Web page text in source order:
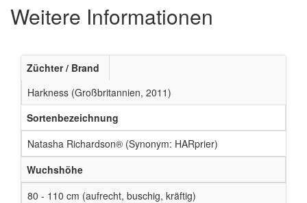
Weitere Informationen
Züchter / Brand
Harkness (Großbritannien, 2011)
Sortenbezeichnung
Natasha Richardson® (Synonym: HARprier)
Wuchshöhe
80 - 110 cm (aufrecht, buschig, kräftig)